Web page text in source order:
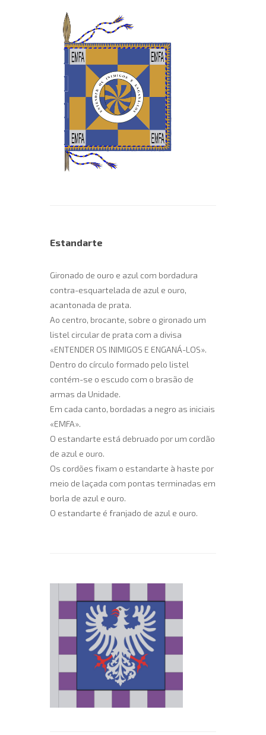
Estandarte
Gironado de ouro e azul com bordadura
contra-esquartelada de azul e ouro,
acantonada de prata.
Ao centro, brocante, sobre o gironado um
listel circular de prata com a divisa
«ENTENDER OS INIMIGOS E ENGANÁ-LOS».
Dentro do círculo formado pelo listel
contém-se o escudo com o brasão de
armas da Unidade.
Em cada canto, bordadas a negro as iniciais
«EMFA».
O estandarte está debruado por um cordão
de azul e ouro.
Os cordões fixam o estandarte à haste por
meio de laçada com pontas terminadas em
borla de azul e ouro.
O estandarte é franjado de azul e ouro.